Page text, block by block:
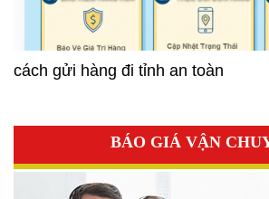
cách gửi hàng đi tỉnh an toàn
BÁO GIÁ VẬN